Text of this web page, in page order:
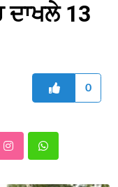
ਦਾਖਲੇ 13
0